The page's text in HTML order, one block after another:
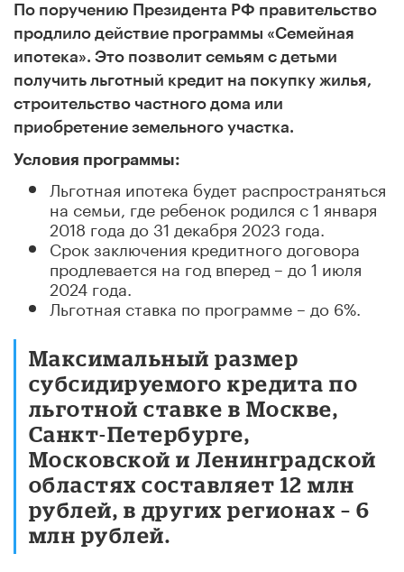
По поручению Президента РФ правительство
продлило действие программы «Семейная
ипотека». Это позволит семьям с детьми
получить льготный кредит на покупку жилья,
строительство частного дома или
приобретение земельного участка.
Условия программы:
Льготная ипотека будет распространяться
на семьи, где ребенок родился с 1 января
2018 года до 31 декабря 2023 года.
Срок заключения кредитного договора
продлевается на год вперед – до 1 июля
2024 года.
Льготная ставка по программе – до 6%.
Максимальный размер
субсидируемого кредита по
льготной ставке в Москве,
Санкт-Петербурге,
Московской и Ленинградской
областях составляет 12 млн
рублей, в других регионах – 6
млн рублей.